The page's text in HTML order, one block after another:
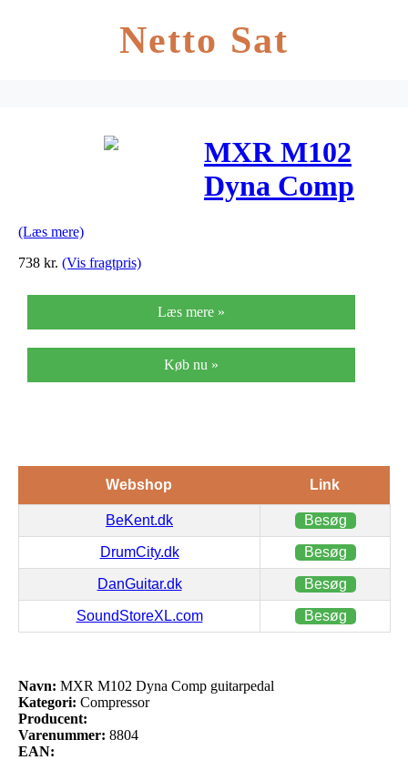
Netto Sat
MXR M102
Dyna Comp
(Læs mere)
738 kr. (Vis fragtpris)
Læs mere »
Køb nu »
Webshop Link
BeKent.dk Besøg
DrumCity.dk Besøg
DanGuitar.dk Besøg
SoundStoreXL.com Besøg
Navn: MXR M102 Dyna Comp guitarpedal
Kategori: Compressor
Producent:
Varenummer: 8804
EAN: